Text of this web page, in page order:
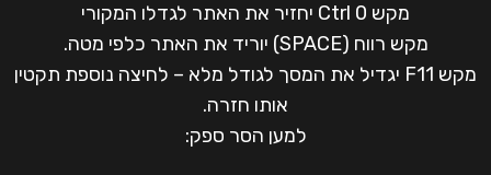
מקש Ctrl 0 יחזיר את האתר לגדלו המקורי
מקש רווח (SPACE) יוריד את האתר כלפי מטה.
מקש F11 יגדיל את המסך לגודל מלא – לחיצה נוספת תקטין
אותו חזרה.
למען הסר ספק: